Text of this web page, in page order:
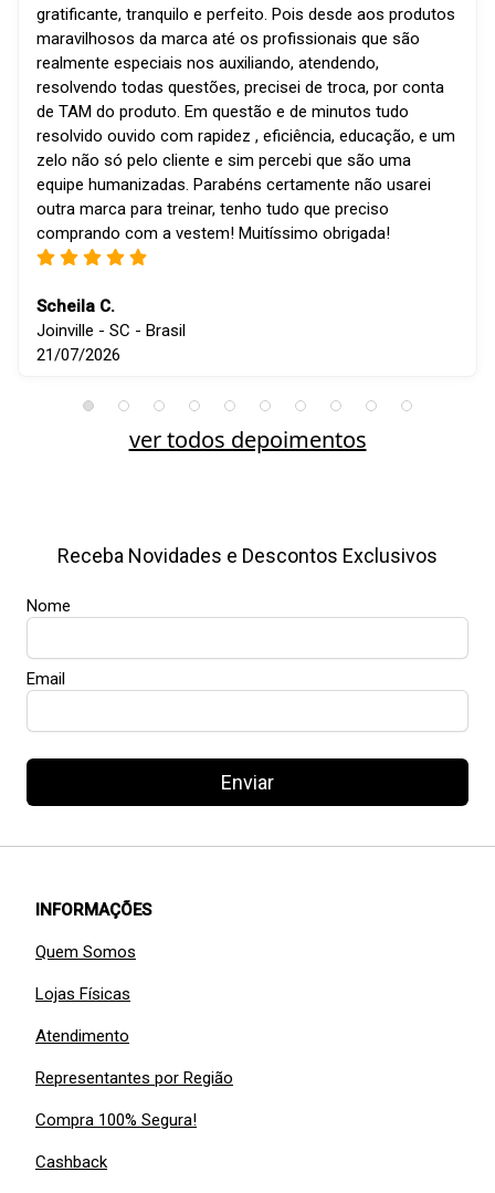
gratificante, tranquilo e perfeito. Pois desde aos produtos
maravilhosos da marca até os profissionais que são
realmente especiais nos auxiliando, atendendo,
resolvendo todas questões, precisei de troca, por conta
de TAM do produto. Em questão e de minutos tudo
resolvido ouvido com rapidez , eficiência, educação, e um
zelo não só pelo cliente e sim percebi que são uma
equipe humanizadas. Parabéns certamente não usarei
outra marca para treinar, tenho tudo que preciso
comprando com a vestem! Muitíssimo obrigada!
Scheila C.
Joinville - SC - Brasil
21/07/2026
ver todos depoimentos
Receba Novidades e Descontos Exclusivos
Nome
Email
Enviar
INFORMAÇÕES
Quem Somos
Lojas Físicas
Atendimento
Representantes por Região
Compra 100% Segura!
Cashback